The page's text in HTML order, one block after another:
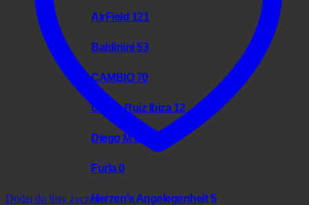
AirField 121
Baldinini53
CAMBIO70
Charo Ruiz Ibiza 12
Diego M0
Furla0
Herzen’s Angelegenheit5
Dodaj do listy życzeń